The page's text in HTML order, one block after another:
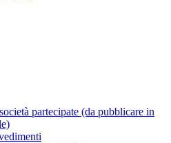
partecipate (da pubblicare in